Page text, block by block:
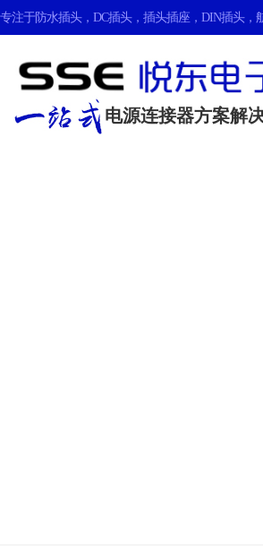
专注于防水插头， DC插头， 插头插座 ， DIN插头，
电源连接器方案解